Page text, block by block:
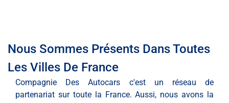
Nous Sommes Présents Dans Toutes
Les Villes De France
Compagnie Des Autocars c'est un réseau de
partenariat sur toute la France. Aussi, nous avons la